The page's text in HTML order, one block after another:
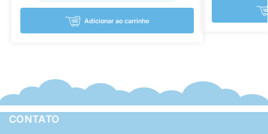
Adicionar ao carrinho
CONTATO